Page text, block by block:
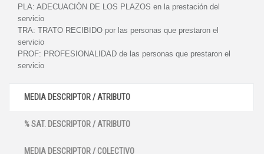
PLA: ADECUACIÓN DE LOS PLAZOS en la prestación del
servicio
TRA: TRATO RECIBIDO por las personas que prestaron el
servicio
PROF: PROFESIONALIDAD de las personas que prestaron el
servicio
MEDIA DESCRIPTOR / ATRIBUTO
% SAT. DESCRIPTOR / ATRIBUTO
MEDIA DESCRIPTOR / COLECTIVO